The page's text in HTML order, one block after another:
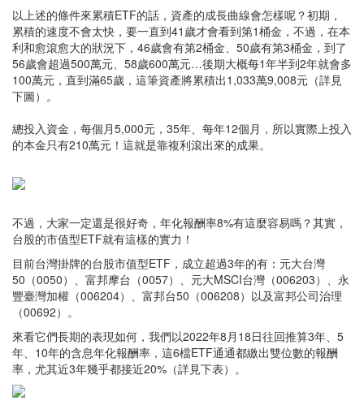
以上述的條件來累積ETF的話，資產的成長曲線會怎樣呢？初期，
累積的速度不會太快，要一直到41歲才會看到第1桶金，不過，在本
利和愈滾愈大的狀況下，46歲會有第2桶金、50歲有第3桶金，到了
56歲會超過500萬元、58歲600萬元…後期大概每1年半到2年就會多
100萬元，直到滿65歲，這筆資產將累積出1,033萬9,008元（詳見
下圖）。
總投入資金，每個月5,000元，35年、每年12個月，所以實際上投入
的本金只有210萬元！這就是靠複利滾出來的成果。
不過，大家一定還是很好奇，年化報酬率8%有這麼容易嗎？其實，
台股的市值型ETF就有這樣的實力！
目前台灣掛牌的台股市值型ETF，成立超過3年的有：元大台灣
50（0050）、富邦摩台（0057）、元大MSCI台灣（006203）、永
豐臺灣加權（006204）、富邦台50（006208）以及富邦公司治理
（00692）。
來看它們長期的表現如何，我們以2022年8月18日往回推算3年、5
年、10年的含息年化報酬率，這6檔ETF通通都繳出雙位數的報酬
率，尤其近3年幾乎都接近20%（詳見下表）。